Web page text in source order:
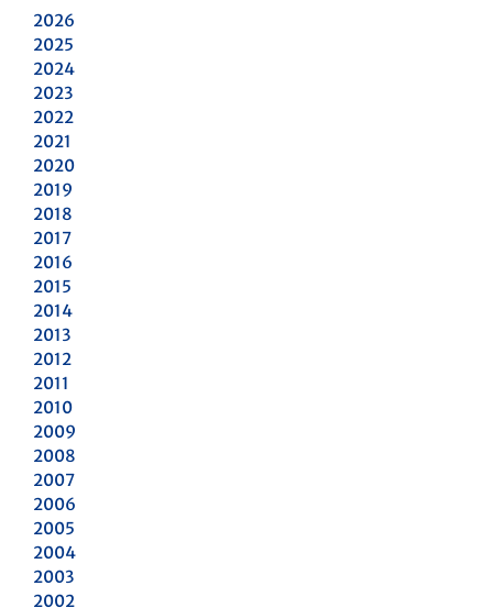
2026
2025
2024
2023
2022
2021
2020
2019
2018
2017
2016
2015
2014
2013
2012
2011
2010
2009
2008
2007
2006
2005
2004
2003
2002